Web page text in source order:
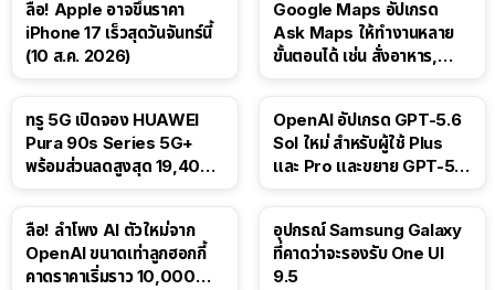
ลือ! Apple อาจขึ้นราคา
iPhone 17 เร็วสุดวันจันทร์นี้
(10 ส.ค. 2026)
Google Maps อัปเกรด
Ask Maps ให้ทำงานหลาย
ขั้นตอนได้ เช่น สั่งอาหาร,
ทรู 5G เปิดจอง HUAWEI
Pura 90s Series 5G+
พร้อมส่วนลดสูงสุด 19,400
OpenAI อัปเกรด GPT-5.6
Sol ใหม่ สำหรับผู้ใช้ Plus
และ Pro และขยาย GPT-5.6
ลือ! ลำโพง AI ตัวใหม่จาก
OpenAI ขนาดเท่าลูกฮอกกี้
คาดราคาเริ่มราว 10,000
อุปกรณ์ Samsung Galaxy
ที่คาดว่าจะรองรับ One UI
9.5